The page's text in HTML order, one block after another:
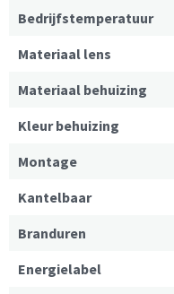
Bedrijfstemperatuur
Materiaal lens
Materiaal behuizing
Kleur behuizing
Montage
Kantelbaar
Branduren
Energielabel